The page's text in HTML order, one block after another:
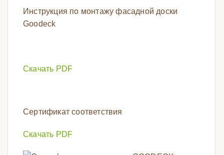
Инструкция по монтажу фасадной доски
Goodeck
Скачать PDF
Сертификат соответствия
Скачать PDF